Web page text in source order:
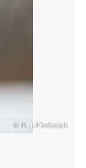
© H.-J. Fünfstück